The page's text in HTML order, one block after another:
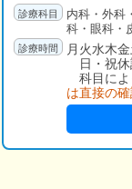
内科・外科
科・眼科・
月火水木
日・祝
科目に
は直接の